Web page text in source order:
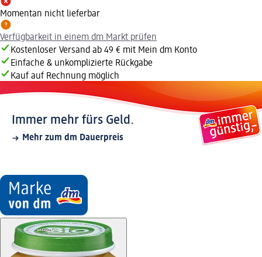
Momentan nicht lieferbar
Verfügbarkeit in einem dm Markt prüfen
Kostenloser Versand ab 49 € mit Mein dm Konto
Einfache & unkomplizierte Rückgabe
Kauf auf Rechnung möglich
Immer mehr fürs Geld.
Mehr zum dm Dauerpreis